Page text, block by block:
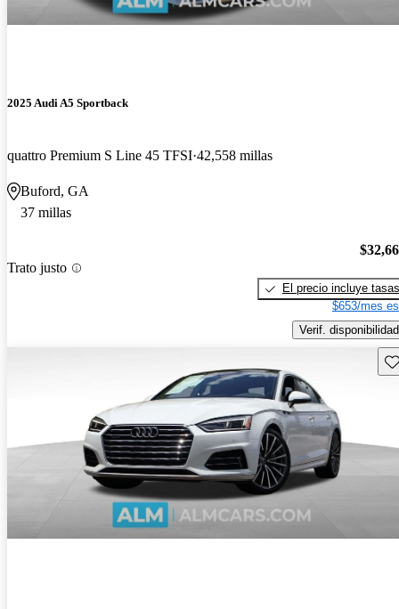
2025 Audi A5 Sportback
quattro Premium S Line 45 TFSI 42,558 millas
Buford, GA
37 millas
Trato justo
El precio incluye tasas
$653/mes
Verif. disponibilidad